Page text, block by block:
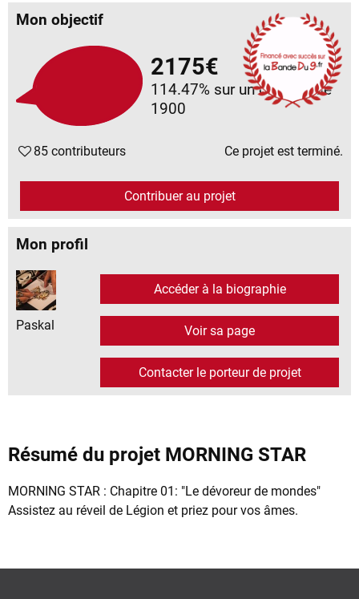
Mon objectif
2175€
114.47% sur un objectif de
1900
85 contributeurs Ce projet est terminé.
Contribuer au projet
Mon profil
Paskal
Accéder à la biographie
Voir sa page
Contacter le porteur de projet
Résumé du projet MORNING STAR
MORNING STAR : Chapitre 01: "Le dévoreur de mondes"
Assistez au réveil de Légion et priez pour vos âmes.